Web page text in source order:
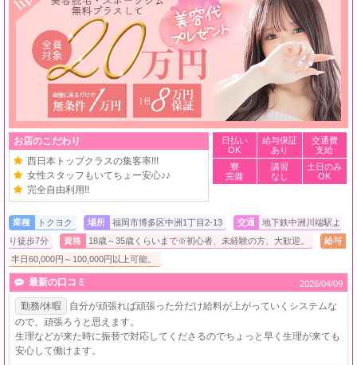
お店のこだわり
西日本トップクラスの集客率!!!
女性スタッフもいてちょー安心♪♪
完全自由利用!!
日払い
OK
給与保証
あり
交通費
支給
寮
完備
講習
なし
土日のみ
OK
業種 トクヨク 場所 福岡市博多区中洲1丁目2-13 交通
地下鉄中洲川端駅よ
り徒歩7分
資格 18歳～35歳くらいまで※初心者、未経験の方、大歓迎。
給与
半日60,000円～100,000円以上可能。
最新の口コミ 2026/04/09
勤務/休暇
自分が頑張れば頑張った分だけ給料が上がっていくシステムな
ので、頑張ろうと思えます。
生理などが来た時に振替で対応してくださるのでちょっと早く生理が来ても
安心して働けます。